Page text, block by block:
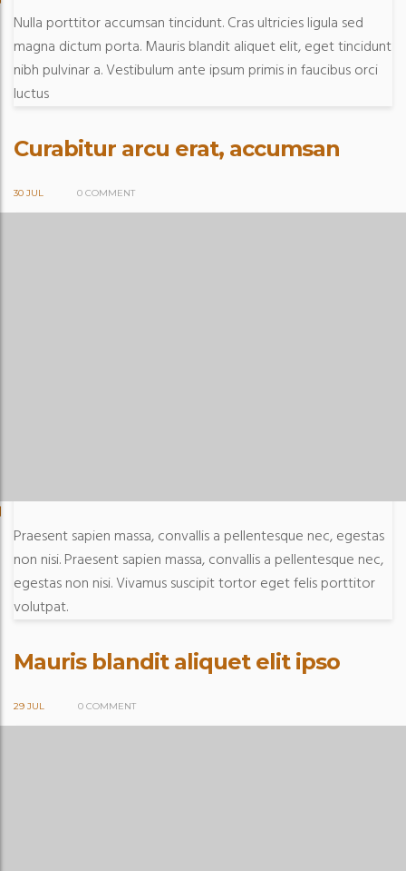
Nulla porttitor accumsan tincidunt. Cras ultricies ligula sed
magna dictum porta. Mauris blandit aliquet elit, eget tincidunt
nibh pulvinar a. Vestibulum ante ipsum primis in faucibus orci
luctus
Curabitur arcu erat, accumsan
30 JUL 0 COMMENT
Praesent sapien massa, convallis a pellentesque nec, egestas
non nisi. Praesent sapien massa, convallis a pellentesque nec,
egestas non nisi. Vivamus suscipit tortor eget felis porttitor
volutpat.
Mauris blandit aliquet elit ipso
29 JUL 0 COMMENT